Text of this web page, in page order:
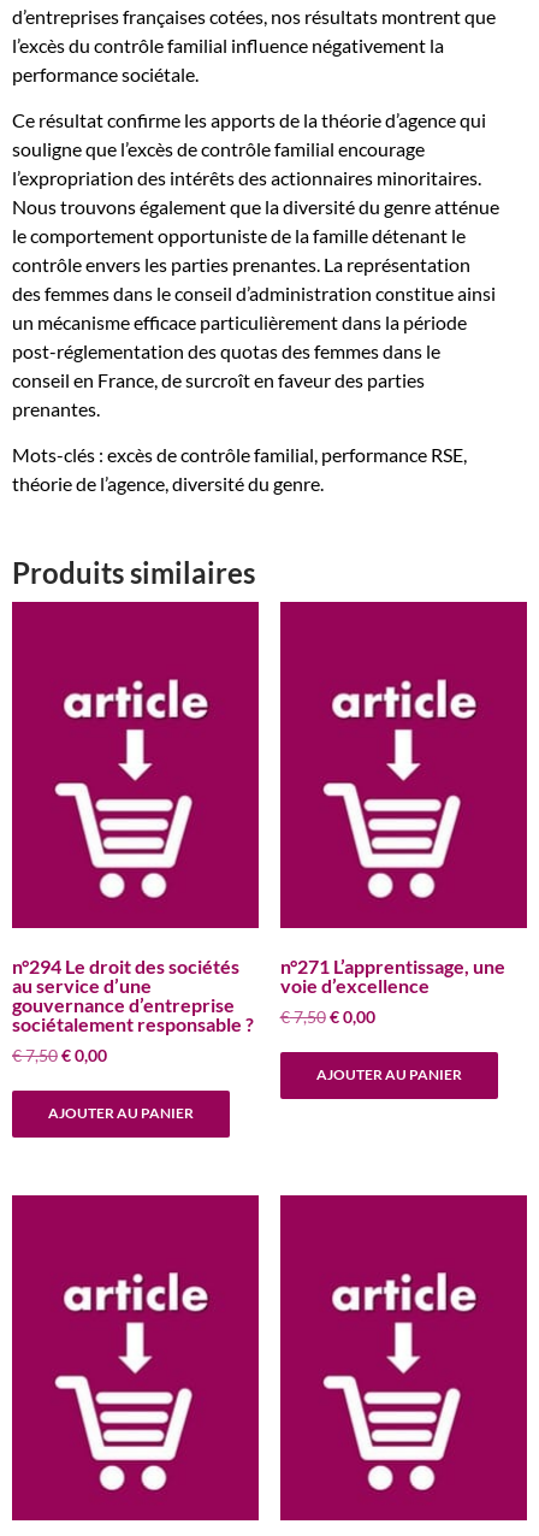
d’entreprises françaises cotées, nos résultats montrent que
l’excès du contrôle familial influence négativement la
performance sociétale.
Ce résultat confirme les apports de la théorie d’agence qui
souligne que l’excès de contrôle familial encourage
l’expropriation des intérêts des actionnaires minoritaires.
Nous trouvons également que la diversité du genre atténue
le comportement opportuniste de la famille détenant le
contrôle envers les parties prenantes. La représentation
des femmes dans le conseil d’administration constitue ainsi
un mécanisme efficace particulièrement dans la période
post-réglementation des quotas des femmes dans le
conseil en France, de surcroît en faveur des parties
prenantes.
Mots-clés : excès de contrôle familial, performance RSE,
théorie de l’agence, diversité du genre.
Produits similaires
n°294 Le droit des sociétés
au service d’une
gouvernance d’entreprise
sociétalement responsable ?
€7,50Le
€0,00Le
AJOUTER AU PANIER
n°271 L’apprentissage, une
voie d’excellence
€7,50 Le
€0,00Le
AJOUTER AU PANIER